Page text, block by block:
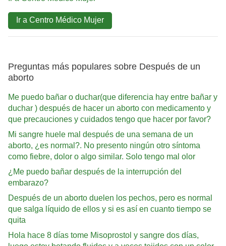
Ir a Centro Médico Mujer
Preguntas más populares sobre Después de un
aborto
Me puedo bañar o duchar(que diferencia hay entre bañar y
duchar ) después de hacer un aborto con medicamento y
que precauciones y cuidados tengo que hacer por favor?
Mi sangre huele mal después de una semana de un
aborto, ¿es normal?. No presento ningún otro síntoma
como fiebre, dolor o algo similar. Solo tengo mal olor
¿Me puedo bañar después de la interrupción del
embarazo?
Después de un aborto duelen los pechos, pero es normal
que salga líquido de ellos y si es así en cuanto tiempo se
quita
Hola hace 8 días tome Misoprostol y sangre dos días,